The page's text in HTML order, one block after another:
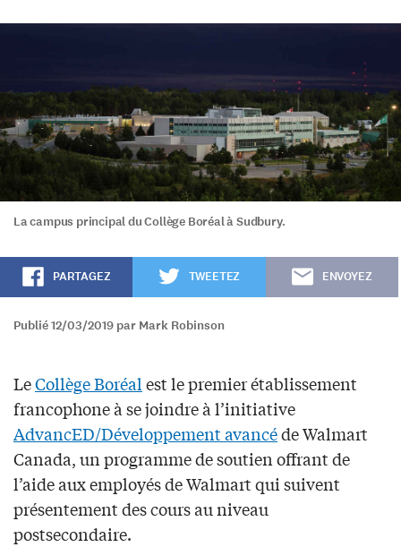
La campus principal du Collège Boréal à Sudbury.
PARTAGEZ TWEETEZ ENVOYEZ
Publié 12/03/2019 par Mark Robinson
LeCollège Boréalest le premier établissement
francophone à se joindre à l’initiative
AdvancED/Développement avancéde Walmart
Canada, un programme de soutien offrant de
l’aide aux employés de Walmart qui suivent
présentement des cours au niveau
postsecondaire.